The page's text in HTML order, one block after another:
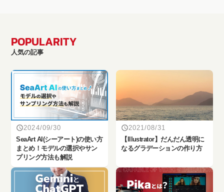
POPULARITY
人気の記事
2024/09/30
SeaArt AI(シーアート)の使い方
まとめ！モデルの選択やサン
プリング方法も解説
2021/08/31
【Illustrator】だんだん透明に
なるグラデーションの作り方